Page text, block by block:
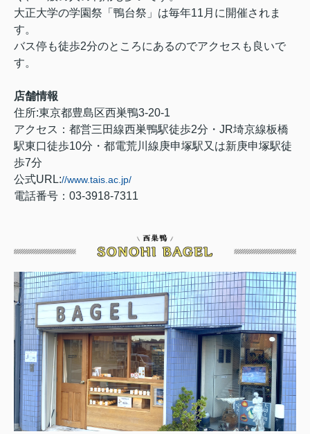
大正大学の学園祭「鴨台祭」は毎年11月に開催されま
す。
バス停も徒歩2分のところにあるのでアクセスも良いで
す。
店舗情報
住所:東京都豊島区西巣鴨3-20-1
アクセス：都営三田線西巣鴨駅徒歩2分・JR埼京線板橋
駅東口徒歩10分・都電荒川線庚申塚駅又は新庚申塚駅徒
歩7分
公式URL://www.tais.ac.jp/
電話番号：03-3918-7311